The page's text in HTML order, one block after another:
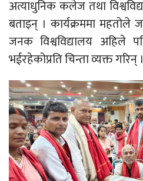
अत्याधुनिक कलेज तथा
बताइन् । कार्यक्रममा महतोले
जनक विश्वविद्यालय अहिले
भईरहेकोप्रति चिन्ता व्यक्त गरिन् ।